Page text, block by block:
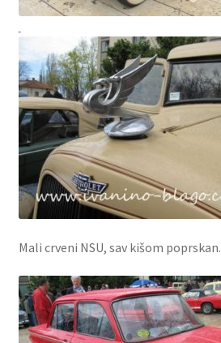
Mali crveni NSU, sav kišom poprskan.